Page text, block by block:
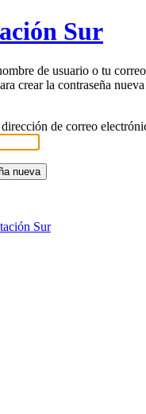
Sur
de usuario o tu
crear la contraseña
de correo
Sur